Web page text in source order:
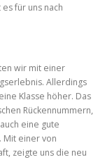
für uns nach
wir mit einer
Allerdings
Klasse höher. Das
Rückennummern,
eine gute
einer von
zeigte uns die neu